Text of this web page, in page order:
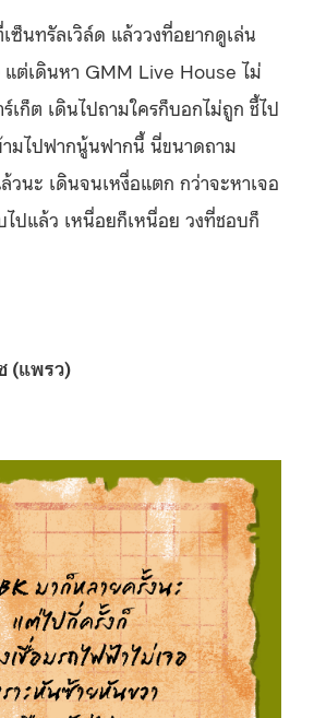
ซ็นทรัลเวิล์ด แล้ววงที่อยากดูเล่น
แต่เดินหา GMM Live House ไม่
เก็ต เดินไปถามใครก็บอกไม่ถูก ชี้ไป
มไปฟากนู้นฟากนี้ นี่ขนาดถาม
วนะ เดินจนเหงื่อแตก กว่าจะหาเจอ
ปแล้ว เหนื่อยก็เหนื่อย วงที่ชอบก็
(แพรว)